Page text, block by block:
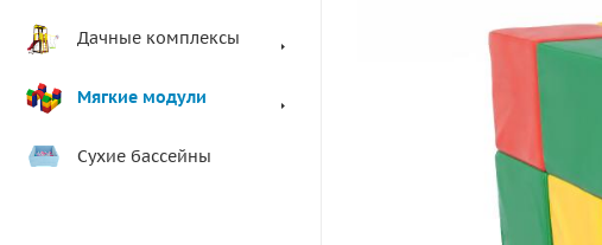
Дачные комплексы
Мягкие модули
Сухие бассейны